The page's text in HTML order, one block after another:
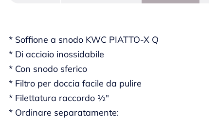
* Soffione a snodo KWC PIATTO-X Q
* Di acciaio inossidabile
* Con snodo sferico
* Filtro per doccia facile da pulire
* Filettatura raccordo ½"
* Ordinare separatamente: